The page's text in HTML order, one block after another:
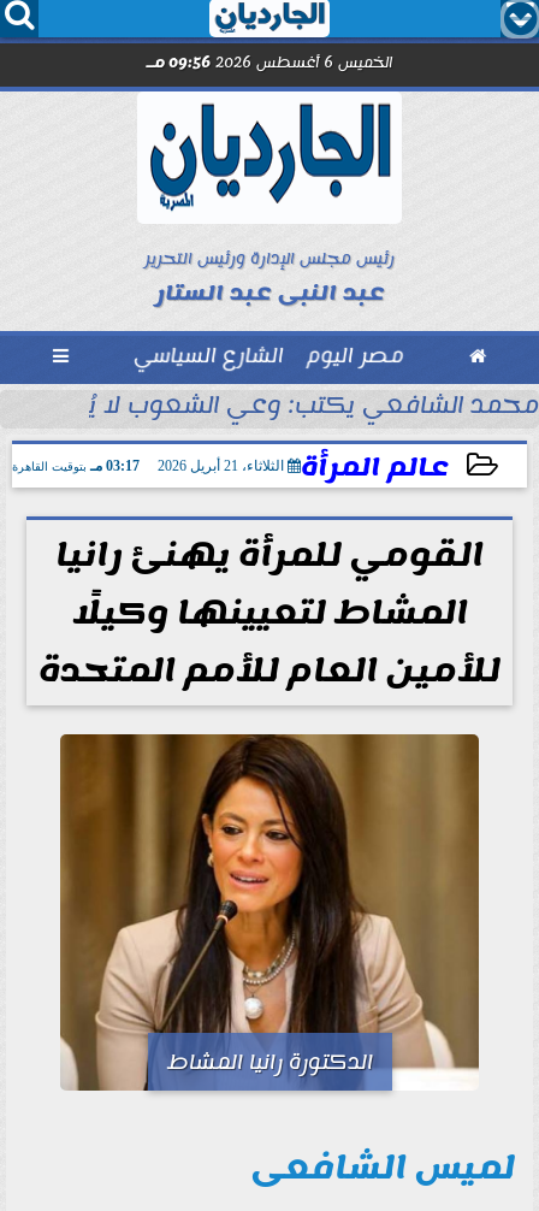
  
الخميس 6 أغسطس 2026 09:56 مـ
رئيس مجلس الإدارة ورئيس التحرير
عبد النبى عبد الستار
 مصر اليوم الشارع السياسي 
صلاح.. اليوم
محمد الشافعي يكتب: وعي الشعوب لا يُقاس
عالم المرأة الثلاثاء، 21 أبريل 2026 03:17 مـ بتوقيت القاهرة
2026-04-21 15:17:34
القومي للمرأة يهنئ رانيا
المشاط لتعيينها وكيلًا
للأمين العام للأمم المتحدة
الدكتورة رانيا المشاط
لميس الشافعى